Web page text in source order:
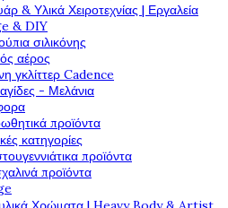
& Υλικά Χειροτεχνίας | Εργαλεία
& DIY
σιλικόνης
αέρος
γκλίττερ Cadence
- Μελάνια
προϊόντα
κατηγορίες
προϊόντα
προϊόντα